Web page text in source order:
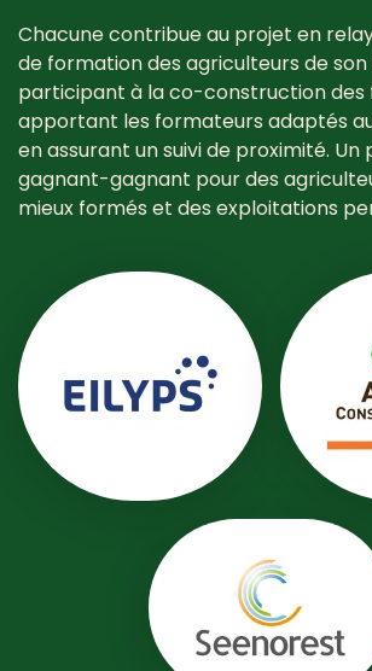
Chacune contribue au projet en
de formation des agriculteurs de
participant à la co-construction des
apportant les formateurs adaptés
en assurant un suivi de proximité.
gagnant-gagnant pour des
mieux formés et des exploitations